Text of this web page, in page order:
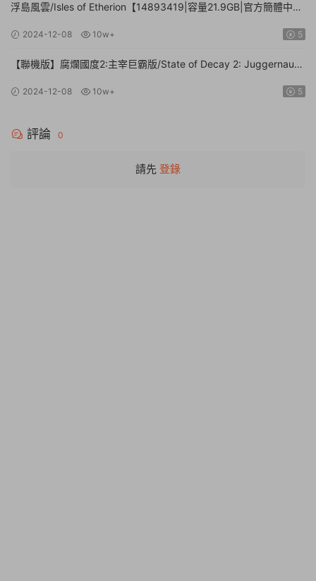
浮島風雲/Isles of Etherion【14893419|容量21.9GB|官方簡體中
2024-12-08 10w+ 5
【聯機版】腐爛國度2:主宰巨霸版/State of Decay 2: Juggernaut
2024-12-08 10w+ 5
評論 0
請先 登錄